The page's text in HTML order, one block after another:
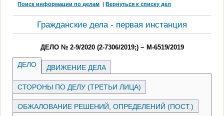
Поиск информации по делам |Вернуться к списку дел
Гражданские дела - первая инстанция
ДЕЛО № 2-9/2020 (2-7306/2019;) ~ М-6519/2019
ДЕЛО ДВИЖЕНИЕ ДЕЛА
СТОРОНЫ ПО ДЕЛУ (ТРЕТЬИ ЛИЦА)
ОБЖАЛОВАНИЕ РЕШЕНИЙ, ОПРЕДЕЛЕНИЙ (ПОСТ.)